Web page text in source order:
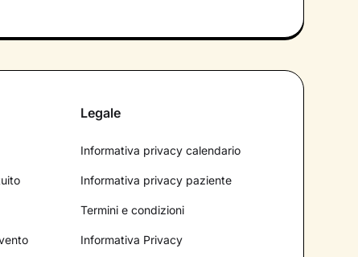
Legale
Informativa privacy calendario
Informativa privacy paziente
Termini e condizioni
Informativa Privacy